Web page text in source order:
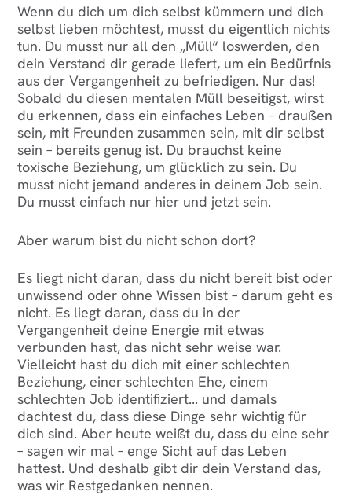
Wenn du dich um dich selbst kümmern und dich
selbst lieben möchtest, musst du eigentlich nichts
tun. Du musst nur all den „Müll“ loswerden, den
dein Verstand dir gerade liefert, um ein Bedürfnis
aus der Vergangenheit zu befriedigen. Nur das!
Sobald du diesen mentalen Müll beseitigst, wirst
du erkennen, dass ein einfaches Leben – draußen
sein, mit Freunden zusammen sein, mit dir selbst
sein – bereits genug ist. Du brauchst keine
toxische Beziehung, um glücklich zu sein. Du
musst nicht jemand anderes in deinem Job sein.
Du musst einfach nur hier und jetzt sein.
Aber warum bist du nicht schon dort?
Es liegt nicht daran, dass du nicht bereit bist oder
unwissend oder ohne Wissen bist – darum geht es
nicht. Es liegt daran, dass du in der
Vergangenheit deine Energie mit etwas
verbunden hast, das nicht sehr weise war.
Vielleicht hast du dich mit einer schlechten
Beziehung, einer schlechten Ehe, einem
schlechten Job identifiziert... und damals
dachtest du, dass diese Dinge sehr wichtig für
dich sind. Aber heute weißt du, dass du eine sehr
– sagen wir mal – enge Sicht auf das Leben
hattest. Und deshalb gibt dir dein Verstand das,
was wir Restgedanken nennen.